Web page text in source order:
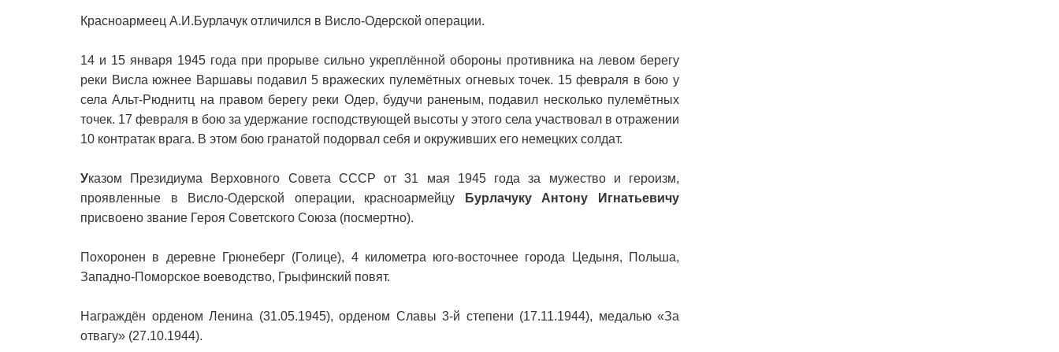
Красноармеец А.И.Бурлачук отличился в Висло-Одерской операции.
14 и 15 января 1945 года при прорыве сильно укреплённой обороны противника на левом берегу
реки Висла южнее Варшавы подавил 5 вражеских пулемётных огневых точек. 15 февраля в бою у
села Альт-Рюднитц на правом берегу реки Одер, будучи раненым, подавил несколько пулемётных
точек. 17 февраля в бою за удержание господствующей высоты у этого села участвовал в отражении
10 контратак врага. В этом бою гранатой подорвал себя и окруживших его немецких солдат.
Указом Президиума Верховного Совета СССР от 31 мая 1945 года за мужество и героизм,
проявленные в Висло-Одерской операции, красноармейцу
Бурлачуку Антону Игнатьевичу
присвоено звание Героя Советского Союза (посмертно).
Похоронен в деревне Грюнеберг (Голице), 4 километра юго-восточнее города Цедыня, Польша,
Западно-Поморское воеводство, Грыфинский повят.
Награждён орденом Ленина (31.05.1945), орденом Славы 3-й степени (17.11.1944), медалью «За
отвагу» (27.10.1944).